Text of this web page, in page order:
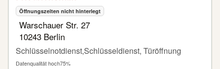
Öffnungszeiten nicht hinterlegt
Warschauer Str. 27
10243 Berlin
Schlüsselnotdienst,Schlüsseldienst, Türöffnung
Datenqualität hoch75%